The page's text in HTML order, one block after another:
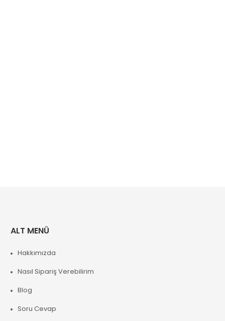
ALT MENÜ
Hakkımızda
Nasıl Sipariş Verebilirim
Blog
Soru Cevap